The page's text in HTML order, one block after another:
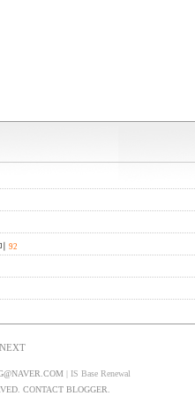
92
NEXT
| IS Base Renewal
CONTACT BLOGGER.